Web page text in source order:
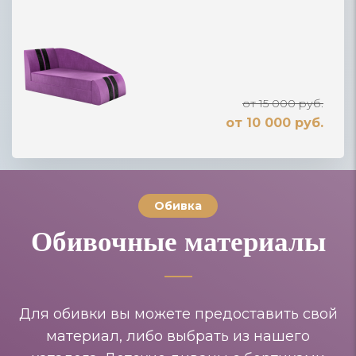
от 15 000 руб.
от 10 000 руб.
Обивка
Обивочные материалы
Для обивки вы можете предоставить свой
материал, либо выбрать из нашего